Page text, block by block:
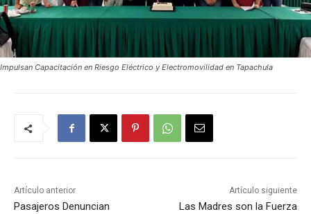
Impulsan Capacitación en Riesgo Eléctrico y Electromovilidad en Tapachula
Artículo anterior
Pasajeros Denuncian
Artículo siguiente
Las Madres son la Fuerza